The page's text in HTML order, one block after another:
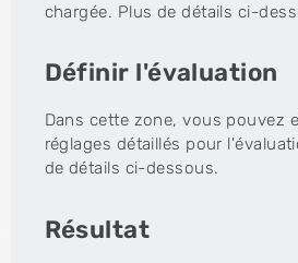
chargée. Plus de détails ci-
Définir l'évaluation
Dans cette zone, vous pouvez
réglages détaillés pour
de détails ci-dessous.
Résultat